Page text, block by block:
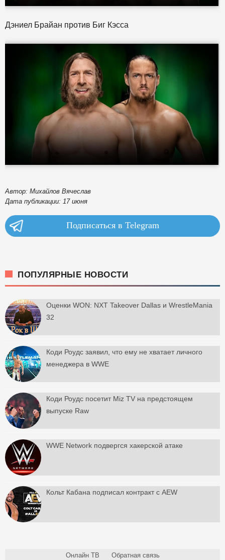
Дэниел Брайан против Биг Кэсса
Автор: Михайлов Вячеслав
Дата публикации: 17 июня
Подписаться в Telegram
ПОПУЛЯРНЫЕ НОВОСТИ
Оценки WON: NXT Takeover Dallas и WrestleMania
32
Коди Роудс заявил, что ему не хватает личного
менеджера в WWE
Коди Роудс посетит Miz TV на предстоящем
выпуске Raw
WWE Network подвергся хакерской атаке
Кольт Кабана подписал контракт с AEW
Онлайн ТВ Обратная связь